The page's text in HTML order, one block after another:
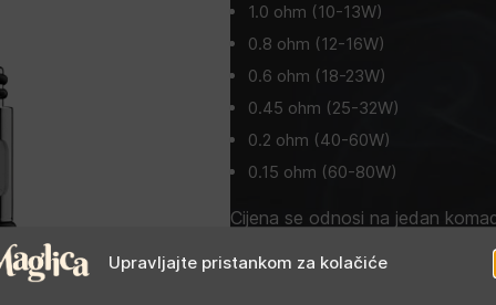
Upravljajte pristankom za kolačiće
1.0 ohm (10-13W)
0.8 ohm (12-16W)
0.6 ohm (18-23W)
0.45 ohm (25-32W)
0.2 ohm (40-60W)
0.15 ohm (60-80W)
Cijena se odnosi na jedan
Cijena u trgovini:4,00